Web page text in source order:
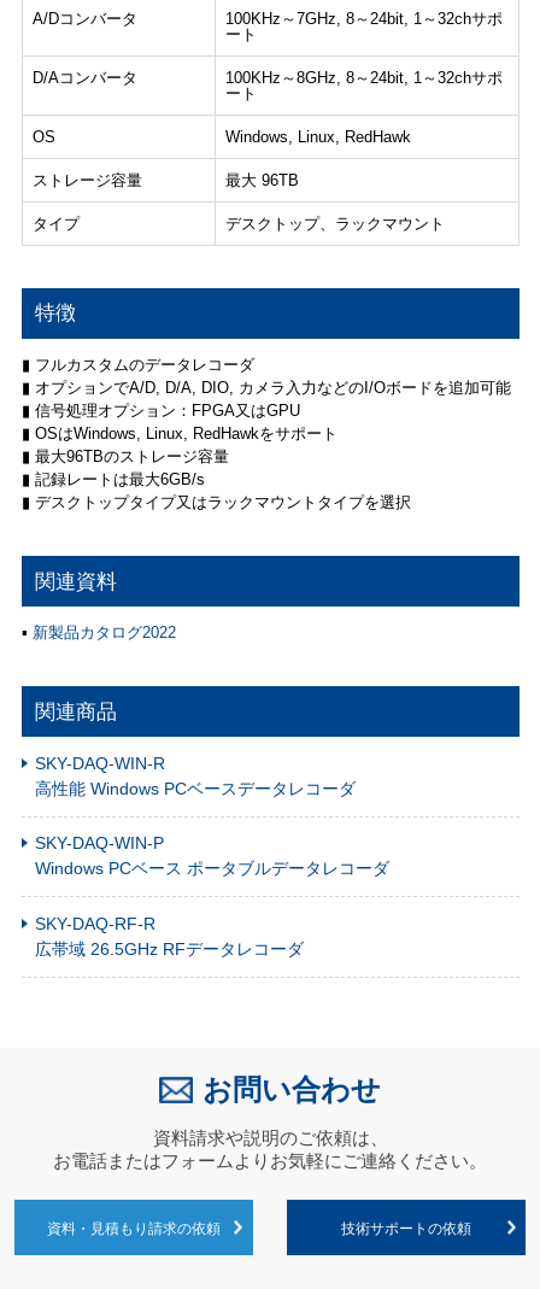
A/Dコンバータ
100KHz～7GHz, 8～24bit, 1～32chサポ
ート
D/Aコンバータ
100KHz～8GHz, 8～24bit, 1～32chサポ
ート
OS Windows, Linux, RedHawk
ストレージ容量 最大 96TB
タイプ デスクトップ、ラックマウント
特徴
▮ フルカスタムのデータレコーダ
▮ オプションでA/D, D/A, DIO, カメラ入力などのI/Oボードを追加可能
▮ 信号処理オプション：FPGA又はGPU
▮ OSはWindows, Linux, RedHawkをサポート
▮ 最大96TBのストレージ容量
▮ 記録レートは最大6GB/s
▮ デスクトップタイプ又はラックマウントタイプを選択
関連資料
▪ 新製品カタログ2022
関連商品
SKY-DAQ-WIN-R
高性能 Windows PCベースデータレコーダ
SKY-DAQ-WIN-P
Windows PCベース ポータブルデータレコーダ
SKY-DAQ-RF-R
広帯域 26.5GHz RFデータレコーダ
お問い合わせ
資料請求や説明のご依頼は、
お電話またはフォームよりお気軽にご連絡ください。
資料・見積もり請求の依頼 技術サポートの依頼